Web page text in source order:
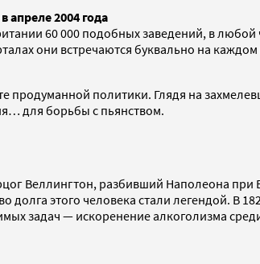
апреле 2004 года
60 000 подобных заведений, в
они встречаются буквально на
продуманной политики. Глядя на
для борьбы с пьянством.
Веллингтон, разбивший Наполеона при
этого человека стали легендой. В
задач — искоренение алкоголизма